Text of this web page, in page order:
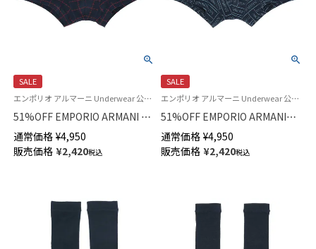
SALE
エンポリオ アルマーニ Underwear 公式オンラインショップ
51%OFF EMPORIO ARMANI ク
ラシック パターン ミックス ボ
クサーパンツ 前閉じ EUサイズ
メンズ 54075049
通常価格 ¥4,950
販売価格 ¥2,420税込
SALE
エンポリオ アルマーニ Underwear 公式オンラインショップ
51%OFF EMPORIO ARMANI
EAGLE BRAND LOGO イーグル
ブランド ロゴ ボクサーパンツ
前閉じ EUサイズ メンズ
通常価格 ¥4,950
販売価格 ¥2,420税込